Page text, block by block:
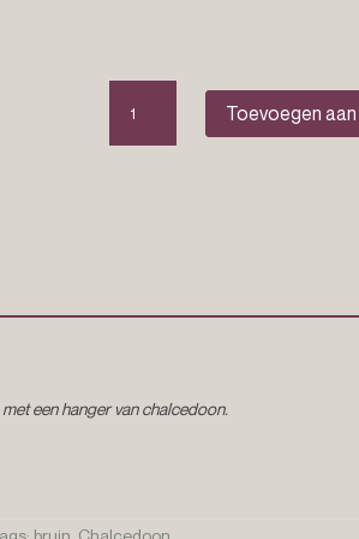
ketting
Toevoegen
een hanger van chalcedoon.
bruin Chalcedoon